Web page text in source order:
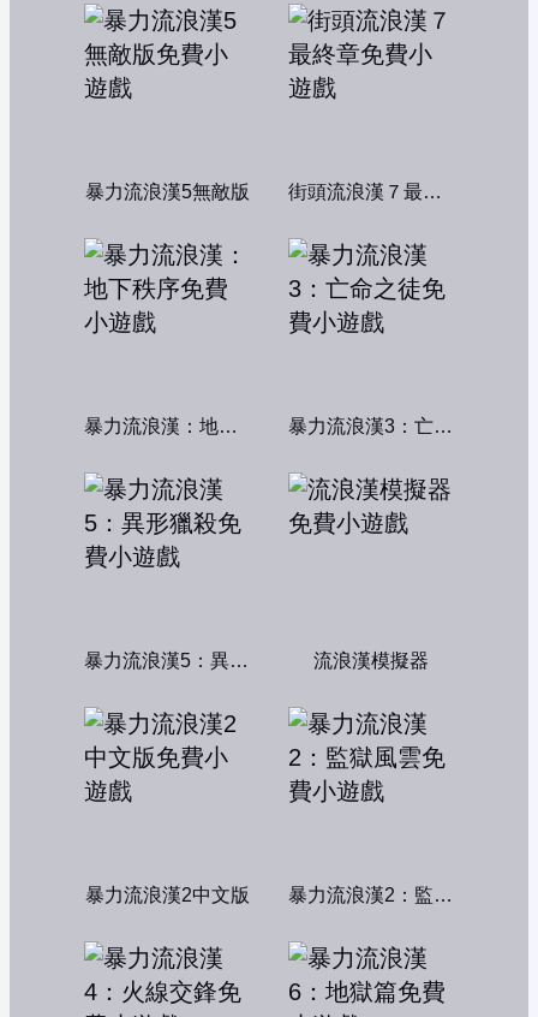
暴力流浪漢5無敵版 街頭流浪漢７最終章
暴力流浪漢：地下秩序 暴力流浪漢3：亡命之徒
暴力流浪漢5：異形獵殺 流浪漢模擬器
暴力流浪漢2中文版 暴力流浪漢2：監獄風雲